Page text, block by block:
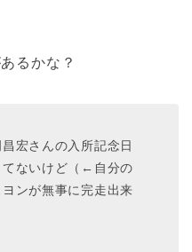
るかな？
宏さんの入所記念日
てないけど（←自分の
ンが無事に完走出来